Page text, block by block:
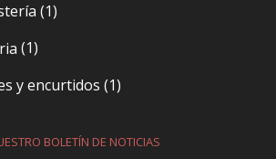
(1)
(1)
y encurtidos (1)
BOLETÍN DE NOTICIAS